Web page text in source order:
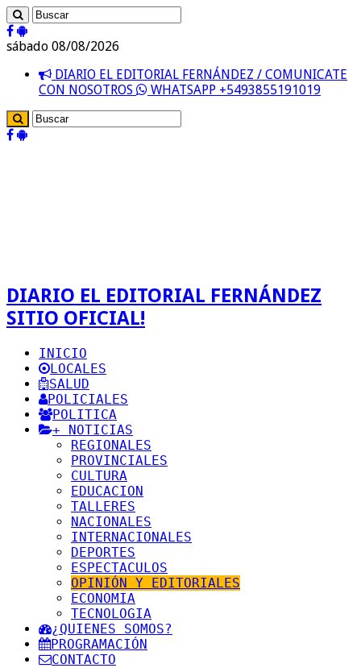
sábado 08/08/2026
DIARIO EL EDITORIAL FERNÁNDEZ / COMUNICATE
CON NOSOTROS
WHATSAPP +5493855191019
DIARIO EL EDITORIAL FERNÁNDEZ
SITIO OFICIAL!
INICIO
LOCALES
SALUD
POLICIALES
POLITICA
+ NOTICIAS
REGIONALES
PROVINCIALES
CULTURA
EDUCACION
TALLERES
NACIONALES
INTERNACIONALES
DEPORTES
ESPECTACULOS
OPINIÓN Y EDITORIALES
ECONOMIA
TECNOLOGIA
¿QUIENES SOMOS?
PROGRAMACIÓN
CONTACTO